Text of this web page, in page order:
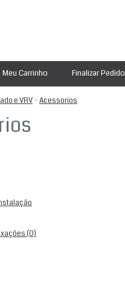
Meu Carrinho Finalizar Pedido
e VRV»Acessorios
(0)